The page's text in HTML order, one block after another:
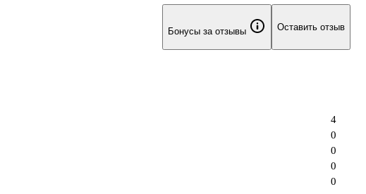
Бонусы за отзывы Оставить отзыв
0
0
0
0
4